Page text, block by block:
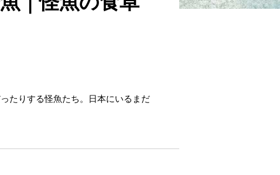
たりする怪魚たち。日本にいるまだ